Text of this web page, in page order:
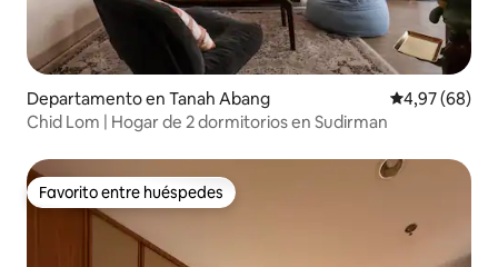
Departamento en Tanah Abang Calificación
4,97 (68)
Chid Lom | Hogar de 2 dormitorios en Sudirman
Favorito entre huéspedes
Favorito entre huéspedes